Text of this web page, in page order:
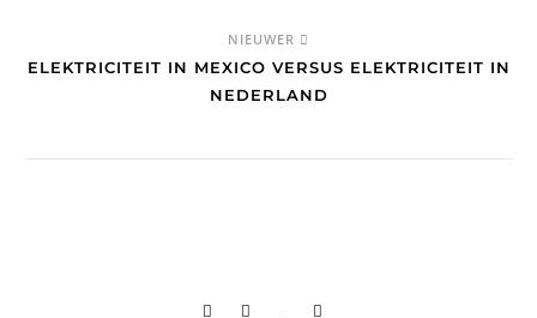
NIEUWER
ELEKTRICITEIT IN MEXICO VERSUS ELEKTRICITEIT IN
NEDERLAND